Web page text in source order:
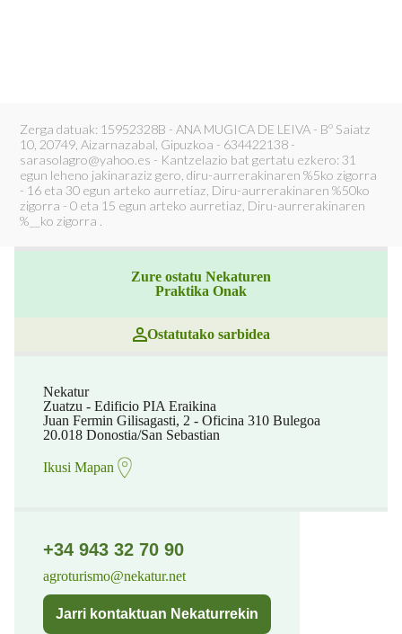
Zerga datuak: 15952328B - ANA MUGICA DE LEIVA - Bº Saiatz
10, 20749, Aizarnazabal, Gipuzkoa - 634422138 -
sarasolagro@yahoo.es - Kantzelazio bat gertatu ezkero: 31
egun leheno jakinaraziz gero, diru-aurrerakinaren %5ko zigorra
- 16 eta 30 egun arteko aurretiaz, Diru-aurrerakinaren %50ko
zigorra - 0 eta 15 egun arteko aurretiaz, Diru-aurrerakinaren
%__ko zigorra .
Zure ostatu Nekaturen
Praktika Onak
Ostatutako sarbidea
Nekatur
Zuatzu - Edificio PIA Eraikina
Juan Fermin Gilisagasti, 2 - Oficina 310 Bulegoa
20.018 Donostia/San Sebastian
Ikusi Mapan
+34 943 32 70 90
agroturismo@nekatur.net
Jarri kontaktuan Nekaturrekin